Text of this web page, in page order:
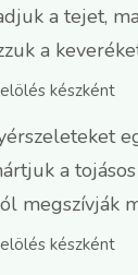
a tejet,
a
készként
a
megszívják
készként